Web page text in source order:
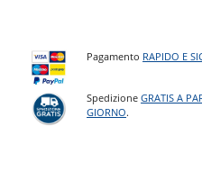
Pagamento RAPIDO E
SpedizioneGRATIS A
GIORNO.